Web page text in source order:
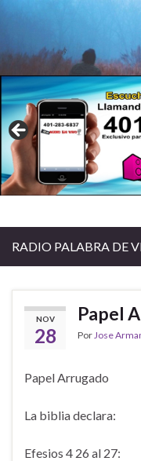
RADIO PALABRA DE
NOV
28
Papel
Por Jose
Papel Arrugado
La biblia declara:
Efesios 4 26 al 27: